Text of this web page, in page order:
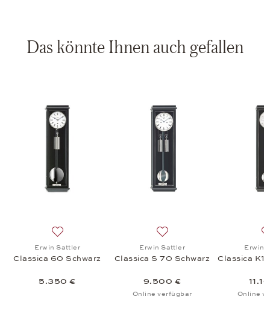
Das könnte Ihnen auch gefallen
Erwin Sattler
Classica 60 Schwarz
5.350 €
Erwin Sattler
Classica S 70 Schwarz
9.500 €
Online verfügbar
Erwin
Classica
Online